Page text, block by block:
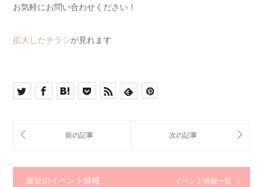
お気軽にお問い合わせください！
拡大したチラシが見れます
最近のイベント情報 イベント情報一覧